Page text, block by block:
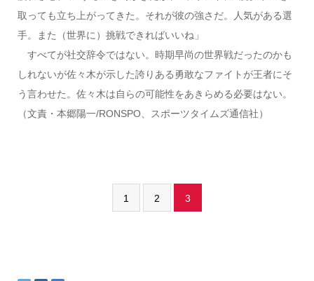
取っても立ち上がってきた。それが彼の強さだ。人気がある選
手。また（世界に）挑戦できればいいね」
すべてが社交辞令ではない。時期早尚の世界戦だったのかも
しれないが佐々木が示した誇りある勇敢なファイトが王者にそ
う言わせた。佐々木は自らの可能性をあきらめる必要はない。
（文責・本郷陽一/RONSPO、スポーツタイムズ通信社）
1 2 3